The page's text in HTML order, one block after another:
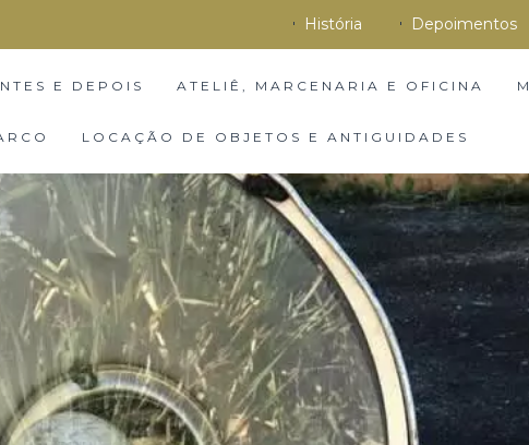
História Depoimentos
E DEPOIS ATELIÊ, MARCENARIA E OFICINA
LOCAÇÃO DE OBJETOS E ANTIGUIDADES